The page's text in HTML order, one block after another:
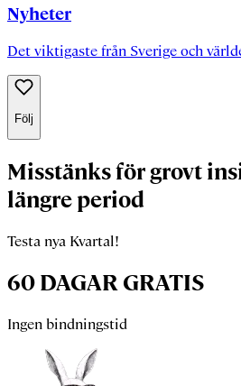
Nyheter
Det viktigaste från Sverige och
Följ
Misstänks för grovt
längre period
Testa nya Kvartal!
60 DAGAR GRATIS
Ingen bindningstid